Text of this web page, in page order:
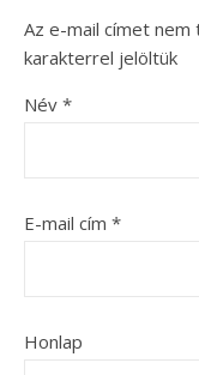
Az e-mail címet nem
karakterrel jelöltük
Név *
E-mail cím *
Honlap